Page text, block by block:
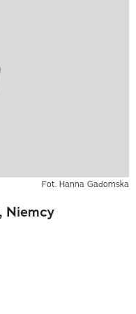
Fot. Hanna Gadomska
Niemcy